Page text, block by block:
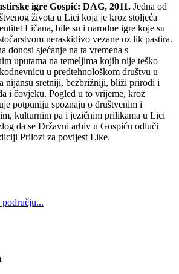
igre Gospić: DAG, 2011. Jedna od
života u Lici koja je kroz stoljeća
Ličana, bile su i narodne igre koje su
neraskidivo vezane uz lik pastira.
donosi sjećanje na ta vremena s
uputama na temeljima kojih nije teško
u predtehnološkom društvu u
nijansu sretniji, bezbrižniji, bliži prirodi i
i čovjeku. Pogled u to vrijeme, kroz
potpuniju spoznaju o društvenim i
kulturnim pa i jezičnim prilikama u Lici
da se Državni arhiv u Gospiću odluči
Prilozi za povijest Like.
području...